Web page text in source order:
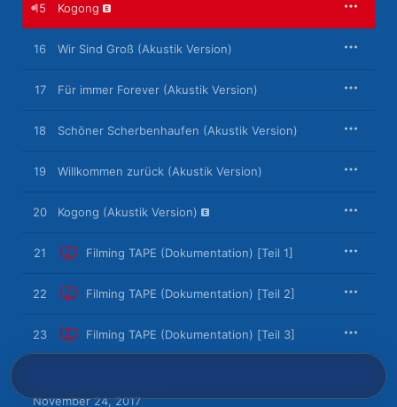
15 Kogong
16 Wir Sind Groß (Akustik Version)
17 Für immer Forever (Akustik Version)
18 Schöner Scherbenhaufen (Akustik Version)
19 Willkommen zurück (Akustik Version)
20 Kogong (Akustik Version)
21 Filming TAPE (Dokumentation) [Teil 1]
22 Filming TAPE (Dokumentation) [Teil 2]
23 Filming TAPE (Dokumentation) [Teil 3]
November 24, 2017